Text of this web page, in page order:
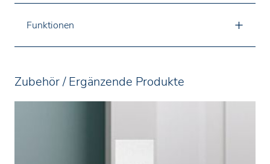
Funktionen
Zubehör / Ergänzende Produkte